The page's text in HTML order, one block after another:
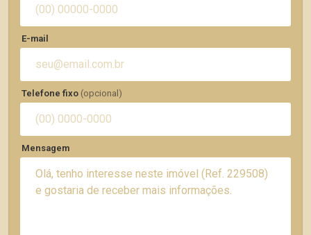
E-mail
Telefone fixo (opcional)
Mensagem